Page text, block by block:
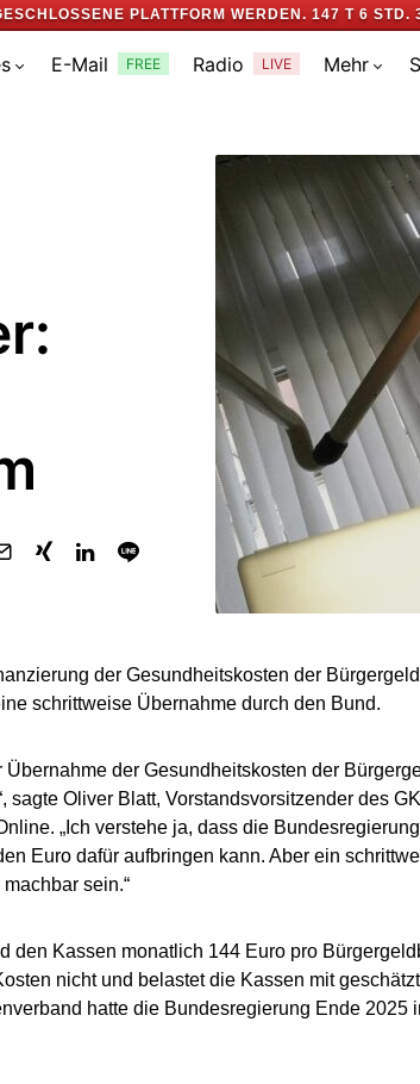
PLATTFORM WERDEN. 147 T 6 STD.
E-Mail FREE Radio LIVE Mehr
der Gesundheitskosten der
schrittweise Übernahme durch den Bund.
Übernahme der Gesundheitskosten der
sagte Oliver Blatt, Vorstandsvorsitzender des
„Ich verstehe ja, dass die
Euro dafür aufbringen kann. Aber ein
sein.“
den Kassen monatlich 144 Euro pro
nicht und belastet die Kassen mit
hatte die Bundesregierung Ende 2025